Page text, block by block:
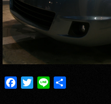
Facebook
Twitter
Line